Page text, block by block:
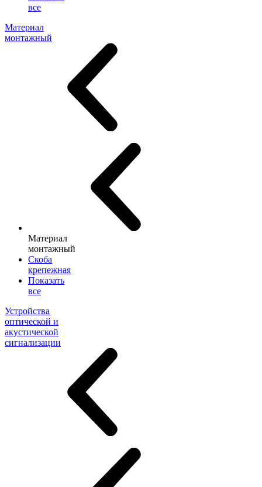
все
Материал
монтажный
Материал
монтажный
Скоба
крепежная
Показать
все
Устройства
оптической и
акустической
сигнализации